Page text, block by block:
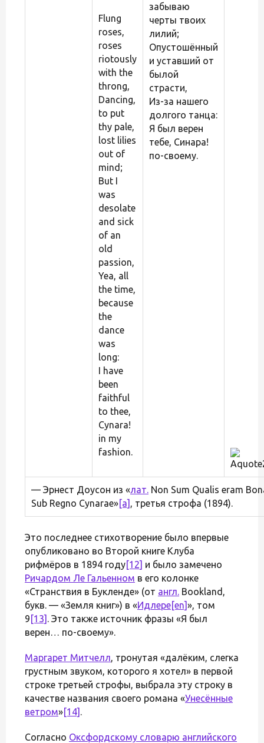
Flung
roses,
roses
riotously
with the
throng,
Dancing,
to put
thy pale,
lost lilies
out of
mind;
But I
was
desolate
and sick
of an
old
passion,
Yea, all
the time,
because
the
dance
was
long:
I have
been
faithful
to thee,
Cynara!
in my
fashion.
забываю
черты твоих
лилий;
Опустошённый
и уставший от
былой
страсти,
Из-за нашего
долгого танца:
Я был верен
тебе, Синара!
по-своему.
— Эрнест Доусон из «лат. Non Sum Qualis eram
Sub Regno Cynarae»[a] , третья строфа (1894).
Это последнее стихотворение было впервые
опубликовано во Второй книге Клуба
рифмёров в 1894 году[12] и было замечено
Ричардом Ле Гальенном в его колонке
«Странствия в Букленде» (от англ. Bookland,
букв. — «Земля книг») в «Идлере[en]», том
9 [13] . Это также источник фразы «Я был
верен… по-своему».
Маргарет Митчелл, тронутая «далёким, слегка
грустным звуком, которого я хотел» в первой
строке третьей строфы, выбрала эту строку в
качестве названия своего романа «Унесённые
ветром»[14] .
Согласно Оксфордскому словарю английского